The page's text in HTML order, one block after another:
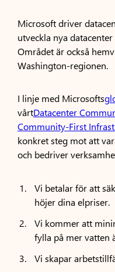
Microsoft driver
utveckla nya
Området är också
Washington-regionen.
I linje med Microsofts
vårtDatacenter
Community-First
konkret steg mot att
och bedriver
Vi betalar för att
höjer dina elpriser.
Vi kommer att
fylla på mer vatten
Vi skapar